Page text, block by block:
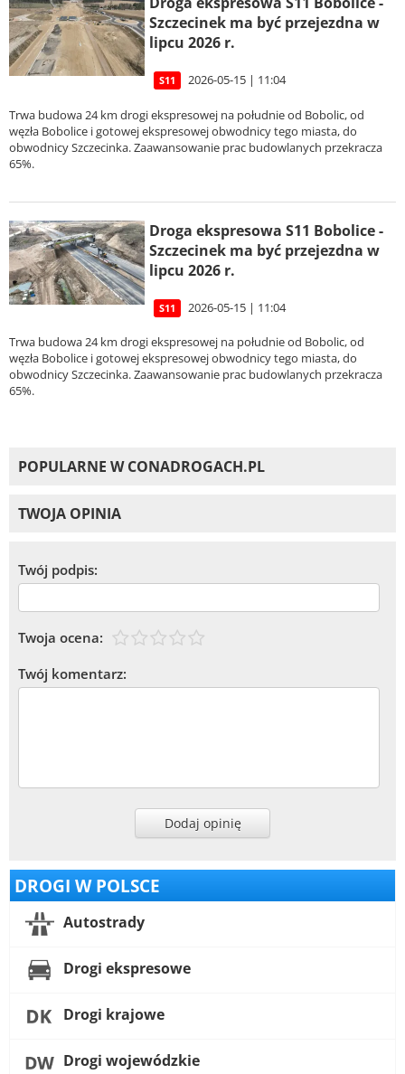
Szczecinek ma być przejezdna w
lipcu 2026 r.
S11 2026-05-15 | 11:04
Trwa budowa 24 km drogi ekspresowej na południe od Bobolic, od
węzła Bobolice i gotowej ekspresowej obwodnicy tego miasta, do
obwodnicy Szczecinka. Zaawansowanie prac budowlanych przekracza
65%.
Droga ekspresowa S11 Bobolice -
Szczecinek ma być przejezdna w
lipcu 2026 r.
S11 2026-05-15 | 11:04
Trwa budowa 24 km drogi ekspresowej na południe od Bobolic, od
węzła Bobolice i gotowej ekspresowej obwodnicy tego miasta, do
obwodnicy Szczecinka. Zaawansowanie prac budowlanych przekracza
65%.
POPULARNE W CONADROGACH.PL
TWOJA OPINIA
Twój podpis:
Twoja ocena:
Twój komentarz:
Dodaj opinię
DROGI W POLSCE
Autostrady
Drogi ekspresowe
Drogi krajowe
Drogi wojewódzkie